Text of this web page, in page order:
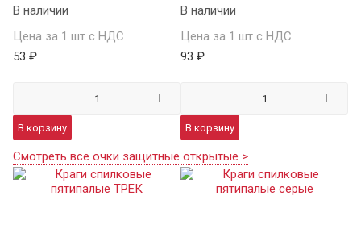
В наличии
Цена за 1 шт с НДС
53 ₽
В корзину
В наличии
Цена за 1 шт с НДС
93 ₽
В корзину
Смотреть все очки защитные открытые >